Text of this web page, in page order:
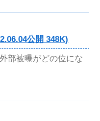
公開 348K)
部被曝がどの位にな